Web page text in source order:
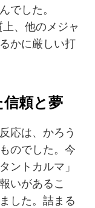
でした。
、他のメジャ
かに厳しい打
頼と夢
応は、かろう
のでした。今
ントカルマ」
いがあるこ
した。詰まる